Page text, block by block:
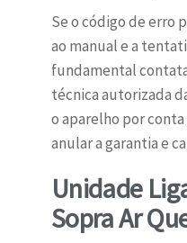
Se o código de erro
ao manual e a
fundamental
técnica autorizada
o aparelho por
anular a garantia e
Unidade
Sopra Ar